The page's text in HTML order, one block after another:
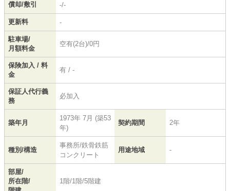
償却/敷引 -/-
更新料 -
駐車場/
月額料金
空有(2台)/0円
保険加入 / 料
金
有 / -
保証人代行義
務
必加入
築年月
1973年 7月 (築53
年)
契約期間 2年
種別/構造
事務所/鉄骨鉄筋
コンクリート
用途地域 -
部屋/
所在階/
1階/1階/5階建